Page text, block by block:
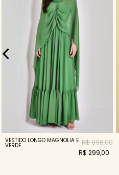
VESTIDO LONGO MAGNOLIA E
VERDE
R$ 998,00
R$ 299,00